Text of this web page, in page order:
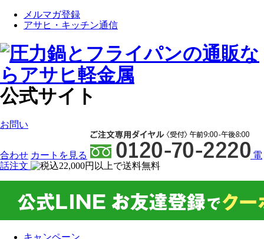
メルマガ登録
アサヒ・キッチン通信
公式サイト
お問い
合わせ カート を見る
電
話注文
キャンペーン